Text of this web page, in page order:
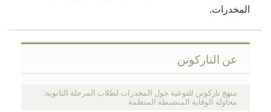
المخدرات.
عن الناركونن
منهج ناركونن للتوعية حول المخدرات لطلاب المرحلة الثانوية:
محاولة الوقاية المنضبطة المنظمة